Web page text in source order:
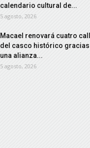
calendario cultural de...
5 agosto, 2026
Macael renovará cuatro
del casco histórico gracias
una alianza...
5 agosto, 2026